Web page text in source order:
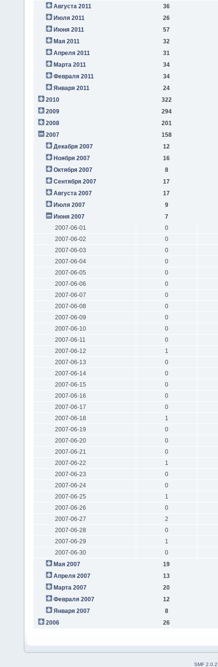
Августа 2011
36
Июля 2011
26
Июня 2011
57
Мая 2011
32
Апреля 2011
31
Марта 2011
34
Февраля 2011
34
Января 2011
24
2010
322
2009
294
2008
201
2007
158
Декабря 2007
12
Ноября 2007
16
Октября 2007
8
Сентября 2007
17
Августа 2007
17
Июля 2007
9
Июня 2007
7
2007-06-01
0
2007-06-02
0
2007-06-03
0
2007-06-04
0
2007-06-05
0
2007-06-06
0
2007-06-07
0
2007-06-08
0
2007-06-09
0
2007-06-10
0
2007-06-11
0
2007-06-12
1
2007-06-13
0
2007-06-14
0
2007-06-15
0
2007-06-16
0
2007-06-17
0
2007-06-18
1
2007-06-19
0
2007-06-20
0
2007-06-21
0
2007-06-22
1
2007-06-23
0
2007-06-24
0
2007-06-25
1
2007-06-26
0
2007-06-27
2
2007-06-28
0
2007-06-29
1
2007-06-30
0
Мая 2007
19
Апреля 2007
13
Марта 2007
20
Февраля 2007
12
Января 2007
8
2006
26
SMF 2.0.2